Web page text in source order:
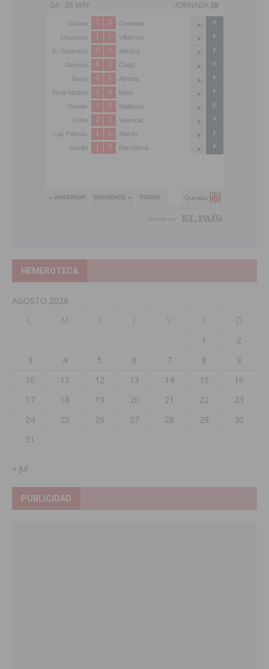
HEMEROTECA
AGOSTO 2026
L
M X J V S
D
1
2
3
4 5 6 7 8
9
10
11 12 13 14 15
16
17
18 19 20 21 22
23
24
25 26 27 28 29
30
31
« Jul
PUBLICIDAD